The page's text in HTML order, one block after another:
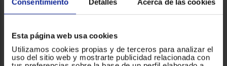
Esta página web usa cookies
Utilizamos cookies propias y de terceros para analizar el
uso del sitio web y mostrarte publicidad relacionada con
799 €